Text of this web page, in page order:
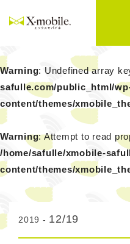
Warning: Undefined array
safulle.com/public_html/
content/themes/
Warning: Attempt to read
/home/safulle/xmobile-
content/themes/
2019 - 12/19